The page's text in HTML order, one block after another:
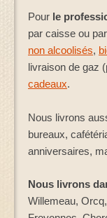
Pour le
par caisse ou
non alcoolisés,
livraison de gaz
cadeaux.
Nous livrons
bureaux,
anniversaires,
Nous livrons
Willemeau,